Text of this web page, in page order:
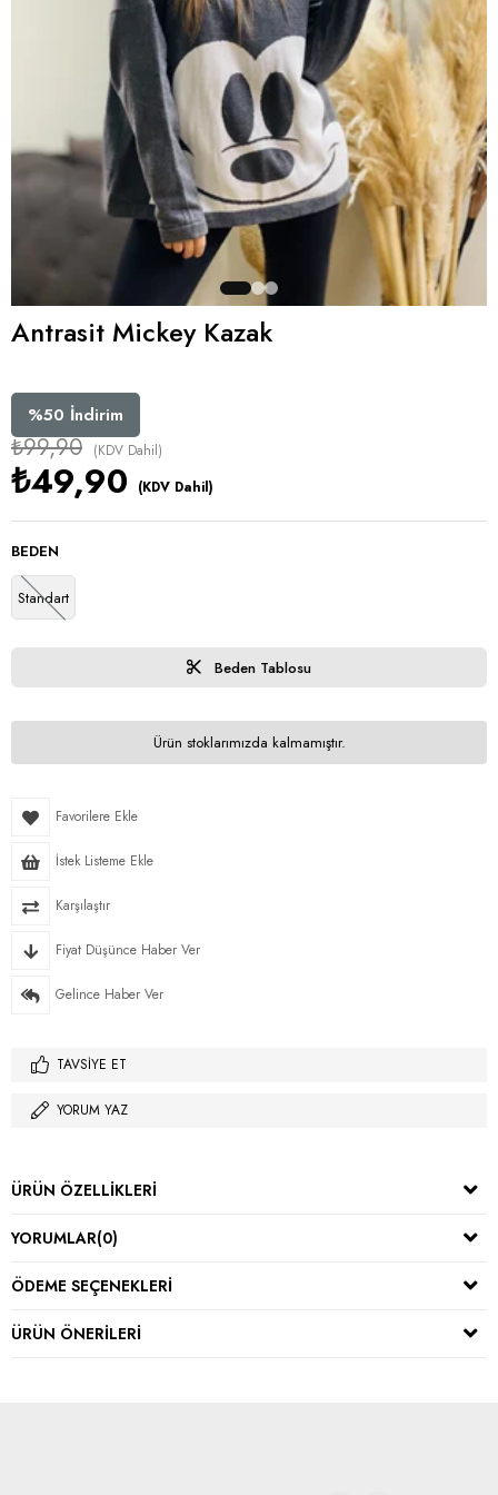
Antrasit Mickey Kazak
%50 İndirim
₺99,90 (KDV Dahil)
₺49,90 (KDV Dahil)
BEDEN
Standart
Beden Tablosu
Ürün stoklarımızda kalmamıştır.
Favorilere Ekle
İstek Listeme Ekle
Karşılaştır
Fiyat Düşünce Haber Ver
Gelince Haber Ver
TAVSIYE ET
YORUM YAZ
ÜRÜN ÖZELLIKLERI
YORUMLAR(0)
ÖDEME SEÇENEKLERI
ÜRÜN ÖNERILERI